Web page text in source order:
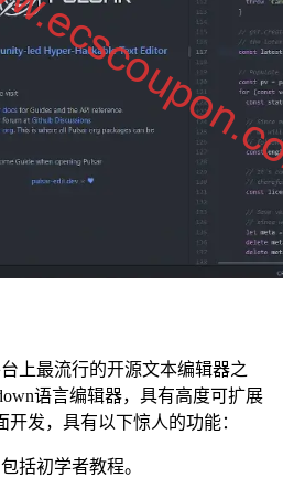
上最流行的开源文本编辑器之
语言编辑器，具有高度可扩展
发，具有以下惊人的功能：
括初学者教程。